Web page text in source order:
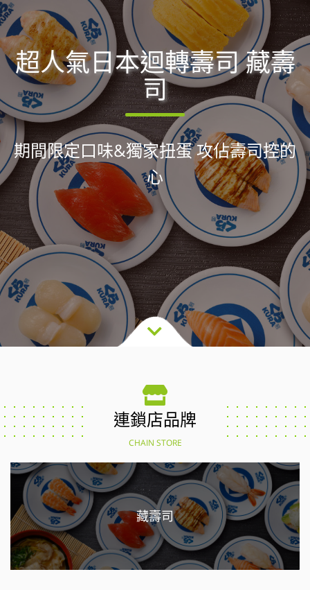
超人氣日本迴轉壽司 藏壽
司
期間限定口味&獨家扭蛋 攻佔壽司控的
心
連鎖店品牌
CHAIN STORE
藏壽司